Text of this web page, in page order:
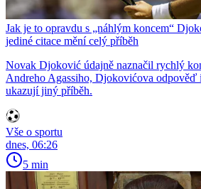
Jak je to opravdu s „náhlým koncem“
jediné citace mění celý příběh
Novak Djoković údajně naznačil rychlý
Andreho Agassiho, Djokovićova odpověď
ukazují jiný příběh.
Vše o sportu
dnes, 06:26
5 min